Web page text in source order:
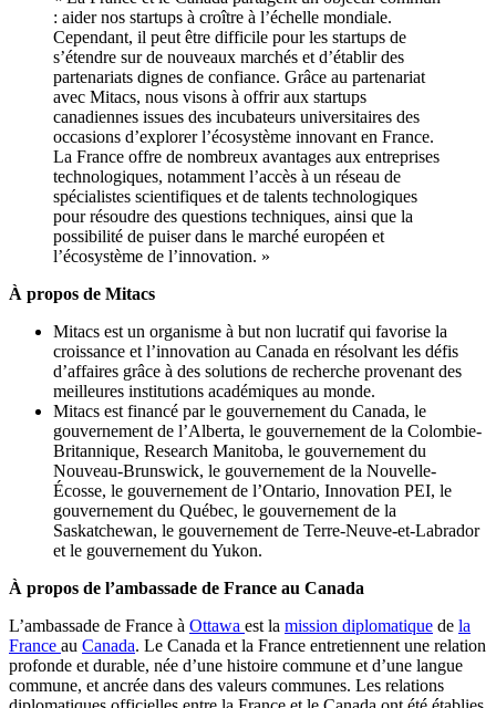
: aider nos startups à croître à l’échelle mondiale.
Cependant, il peut être difficile pour les startups de
s’étendre sur de nouveaux marchés et d’établir des
partenariats dignes de confiance. Grâce au partenariat
avec Mitacs, nous visons à offrir aux startups
canadiennes issues des incubateurs universitaires des
occasions d’explorer l’écosystème innovant en France.
La France offre de nombreux avantages aux entreprises
technologiques, notamment l’accès à un réseau de
spécialistes scientifiques et de talents technologiques
pour résoudre des questions techniques, ainsi que la
possibilité de puiser dans le marché européen et
l’écosystème de l’innovation. »
À propos de Mitacs
Mitacs est un organisme à but non lucratif qui favorise la
croissance et l’innovation au Canada en résolvant les défis
d’affaires grâce à des solutions de recherche provenant des
meilleures institutions académiques au monde.
Mitacs est financé par le gouvernement du Canada, le
gouvernement de l’Alberta, le gouvernement de la Colombie-
Britannique, Research Manitoba, le gouvernement du
Nouveau-Brunswick, le gouvernement de la Nouvelle-
Écosse, le gouvernement de l’Ontario, Innovation PEI, le
gouvernement du Québec, le gouvernement de la
Saskatchewan, le gouvernement de Terre-Neuve-et-Labrador
et le gouvernement du Yukon.
À propos de l’ambassade de France au Canada
L’ambassade de France à Ottawa est la mission diplomatique de la
France au Canada. Le Canada et la France entretiennent une relation
profonde et durable, née d’une histoire commune et d’une langue
commune, et ancrée dans des valeurs communes. Les relations